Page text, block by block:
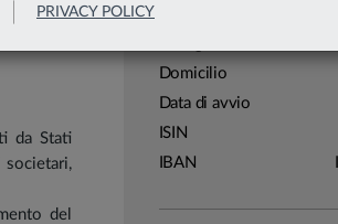
PRIVACY POLICY
Domicilio
Data di avvio
ISIN
IBAN
da Stati
del